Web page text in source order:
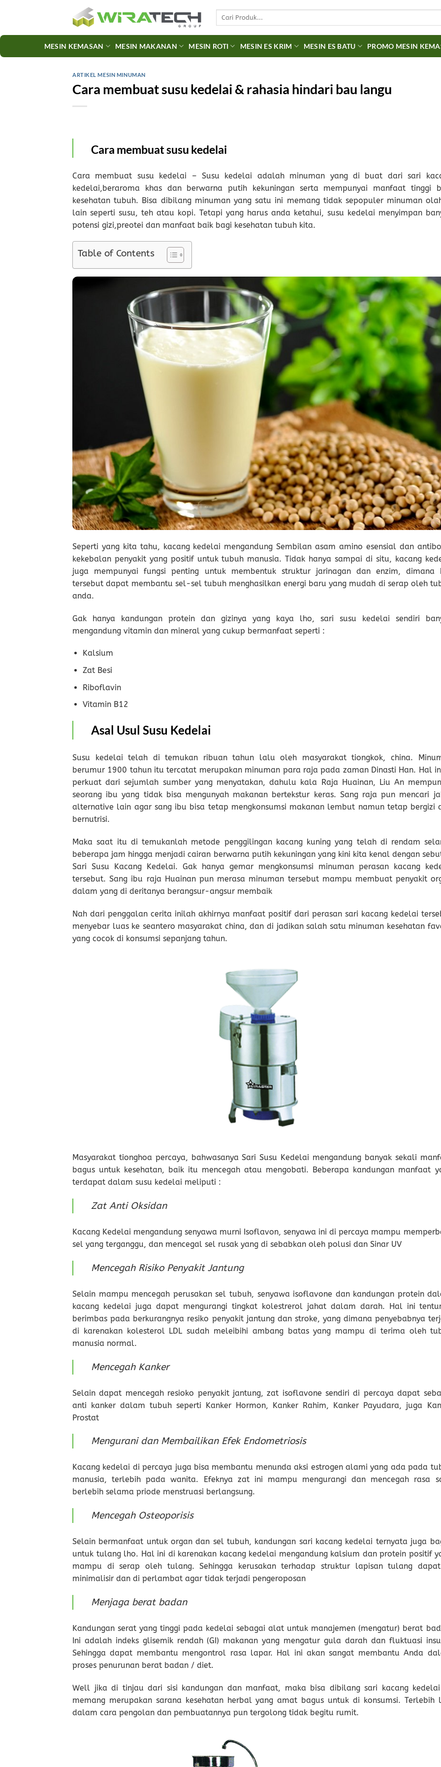
Search
MESIN KEMASAN MESIN MAKANAN MESIN ROTI MESIN ES KRIM MESIN ES BATU PROMO MESIN
ARTIKEL MESIN MINUMAN
Cara membuat susu kedelai & rahasia hindari bau langu
Cara membuat susu kedelai
Cara membuat susu kedelai – Susu kedelai adalah minuman yang di buat dari sari
kedelai,beraroma khas dan berwarna putih kekuningan serta mempunyai manfaat tinggi
kesehatan tubuh. Bisa dibilang minuman yang satu ini memang tidak sepopuler minuman
lain seperti susu, teh atau kopi. Tetapi yang harus anda ketahui, susu kedelai menyimpan
potensi gizi,preotei dan manfaat baik bagi kesehatan tubuh kita.
Table of Contents
Seperti yang kita tahu, kacang kedelai mengandung Sembilan asam amino esensial dan
kekebalan penyakit yang positif untuk tubuh manusia. Tidak hanya sampai di situ, kacang
juga mempunyai fungsi penting untuk membentuk struktur jarinagan dan enzim, dimana
tersebut dapat membantu sel-sel tubuh menghasilkan energi baru yang mudah di serap oleh
anda.
Gak hanya kandungan protein dan gizinya yang kaya lho, sari susu kedelai sendiri
mengandung vitamin dan mineral yang cukup bermanfaat seperti :
Kalsium
Zat Besi
Riboflavin
Vitamin B12
Asal Usul Susu Kedelai
Susu kedelai telah di temukan ribuan tahun lalu oleh masyarakat tiongkok, china.
berumur 1900 tahun itu tercatat merupakan minuman para raja pada zaman Dinasti Han. Hal
perkuat dari sejumlah sumber yang menyatakan, dahulu kala Raja Huainan, Liu An
seorang ibu yang tidak bisa mengunyah makanan bertekstur keras. Sang raja pun mencari
alternative lain agar sang ibu bisa tetap mengkonsumsi makanan lembut namun tetap bergizi
bernutrisi.
Maka saat itu di temukanlah metode penggilingan kacang kuning yang telah di rendam
beberapa jam hingga menjadi cairan berwarna putih kekuningan yang kini kita kenal dengan
Sari Susu Kacang Kedelai. Gak hanya gemar mengkonsumsi minuman perasan kacang
tersebut. Sang ibu raja Huainan pun merasa minuman tersebut mampu membuat penyakit
dalam yang di deritanya berangsur-angsur membaik
Nah dari penggalan cerita inilah akhirnya manfaat positif dari perasan sari kacang kedelai
menyebar luas ke seantero masyarakat china, dan di jadikan salah satu minuman kesehatan
yang cocok di konsumsi sepanjang tahun.
Masyarakat tionghoa percaya, bahwasanya Sari Susu Kedelai mengandung banyak sekali
bagus untuk kesehatan, baik itu mencegah atau mengobati. Beberapa kandungan manfaat
terdapat dalam susu kedelai meliputi :
Zat Anti Oksidan
Kacang Kedelai mengandung senyawa murni Isoflavon, senyawa ini di percaya mampu
sel yang terganggu, dan mencegal sel rusak yang di sebabkan oleh polusi dan Sinar UV
Mencegah Risiko Penyakit Jantung
Selain mampu mencegah perusakan sel tubuh, senyawa isoflavone dan kandungan protein
kacang kedelai juga dapat mengurangi tingkat kolestrerol jahat dalam darah. Hal ini
berimbas pada berkurangnya resiko penyakit jantung dan stroke, yang dimana penyebabnya
di karenakan kolesterol LDL sudah meleibihi ambang batas yang mampu di terima oleh
manusia normal.
Mencegah Kanker
Selain dapat mencegah resioko penyakit jantung, zat isoflavone sendiri di percaya dapat
anti kanker dalam tubuh seperti Kanker Hormon, Kanker Rahim, Kanker Payudara, juga
Prostat
Mengurani dan Membailikan Efek Endometriosis
Kacang kedelai di percaya juga bisa membantu menunda aksi estrogen alami yang ada pada
manusia, terlebih pada wanita. Efeknya zat ini mampu mengurangi dan mencegah rasa
berlebih selama priode menstruasi berlangsung.
Mencegah Osteoporisis
Selain bermanfaat untuk organ dan sel tubuh, kandungan sari kacang kedelai ternyata juga
untuk tulang lho. Hal ini di karenakan kacang kedelai mengandung kalsium dan protein positif
mampu di serap oleh tulang. Sehingga kerusakan terhadap struktur lapisan tulang
minimalisir dan di perlambat agar tidak terjadi pengeroposan
Menjaga berat badan
Kandungan serat yang tinggi pada kedelai sebagai alat untuk manajemen (mengatur) berat
Ini adalah indeks glisemik rendah (GI) makanan yang mengatur gula darah dan fluktuasi
Sehingga dapat membantu mengontrol rasa lapar. Hal ini akan sangat membantu Anda
proses penurunan berat badan / diet.
Well jika di tinjau dari sisi kandungan dan manfaat, maka bisa dibilang sari kacang
memang merupakan sarana kesehatan herbal yang amat bagus untuk di konsumsi. Terlebih
dalam cara pengolan dan pembuatannya pun tergolong tidak begitu rumit.